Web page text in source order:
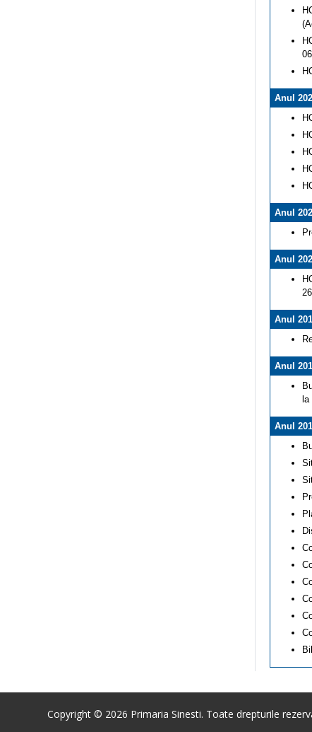
Anul
Anul
Anul
Anul
Anul
Anul
Copyright © 2026 Primaria Sinesti. Toate drepturile